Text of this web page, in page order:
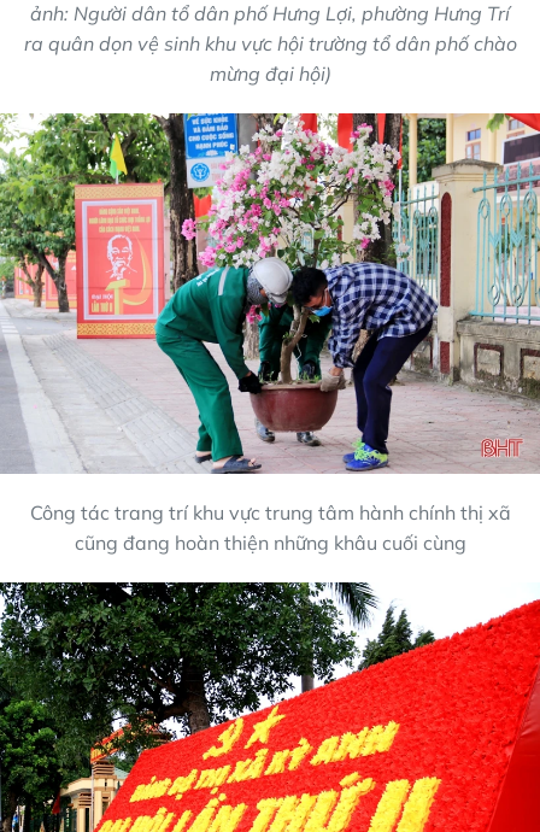
ảnh: Người dân tổ dân phố Hưng Lợi, phường Hưng Trí
ra quân dọn vệ sinh khu vực hội trường tổ dân phố chào
mừng đại hội)
Công tác trang trí khu vực trung tâm hành chính thị xã
cũng đang hoàn thiện những khâu cuối cùng